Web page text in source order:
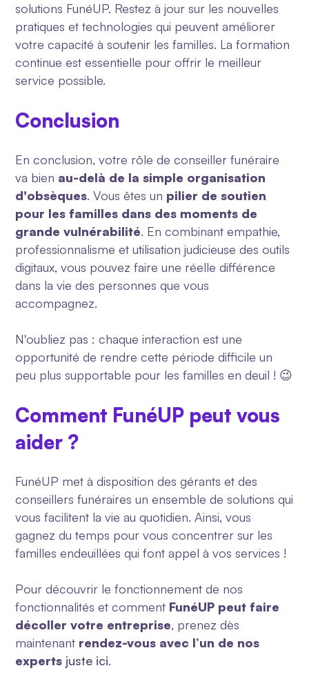
solutions FunéUP. Restez à jour sur les nouvelles
pratiques et technologies qui peuvent améliorer
votre capacité à soutenir les familles. La formation
continue est essentielle pour offrir le meilleur
service possible.
Conclusion
En conclusion, votre rôle de conseiller funéraire
va bien au-delà de la simple organisation
d'obsèques. Vous êtes un pilier de soutien
pour les familles dans des moments de
grande vulnérabilité. En combinant empathie,
professionnalisme et utilisation judicieuse des outils
digitaux, vous pouvez faire une réelle différence
dans la vie des personnes que vous
accompagnez.
N'oubliez pas : chaque interaction est une
opportunité de rendre cette période difficile un
peu plus supportable pour les familles en deuil ! 😉
Comment FunéUP peut vous
aider ?
FunéUP met à disposition des gérants et des
conseillers funéraires un ensemble de solutions qui
vous facilitent la vie au quotidien. Ainsi, vous
gagnez du temps pour vous concentrer sur les
familles endeuillées qui font appel à vos services !
Pour découvrir le fonctionnement de nos
fonctionnalités et comment FunéUP peut faire
décoller votre entreprise, prenez dès
maintenant rendez-vous avec l’un de nos
experts juste ici.